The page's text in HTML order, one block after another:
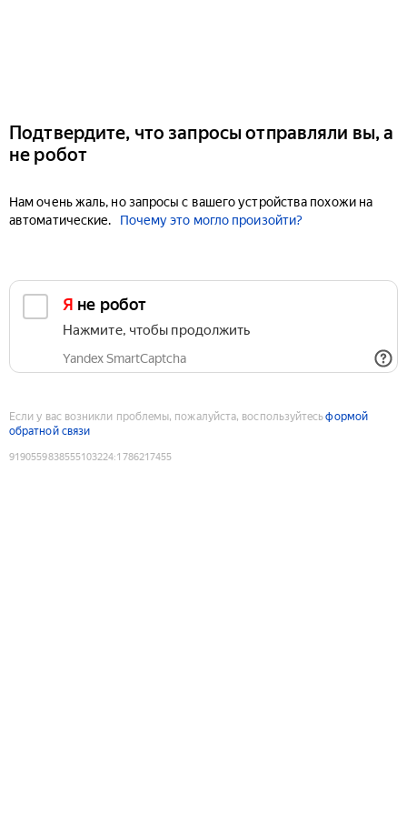
Подтвердите, что запросы отправляли вы, а
не робот
Нам очень жаль, но запросы с вашего устройства похожи на
автоматические.
Почему это могло произойти?
Я не робот
Нажмите, чтобы продолжить
Yandex SmartCaptcha
Если у вас возникли проблемы, пожалуйста, воспользуйтесьформой
обратной связи
9190559838555103224:1786217455